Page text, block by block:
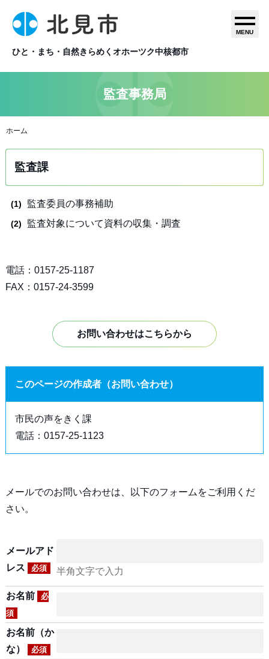
ひと・まち・自然きらめくオホーツク中核都市
MENU
監査事務局
ホーム
監査課
監査委員の事務補助
監査対象について資料の収集・調査
電話：0157-25-1187
FAX：0157-24-3599
お問い合わせはこちらから
このページの作成者（お問い合わせ）
市民の声をきく課
電話：0157-25-1123
メールでのお問い合わせは、以下のフォームをご利用くだ
さい。
メールアド
レス
必須 半角文字で入力
お名前
必
須
お名前（か
な）
必須